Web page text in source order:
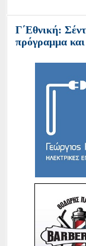
Γ΄Εθνική:
πρόγραμμα και